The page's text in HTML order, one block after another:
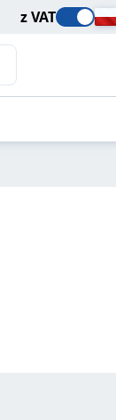
z VAT